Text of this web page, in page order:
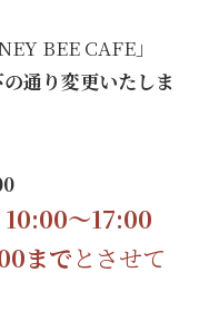
BEE CAFE」
通り変更いたしま
10:00～17:00
までとさせて